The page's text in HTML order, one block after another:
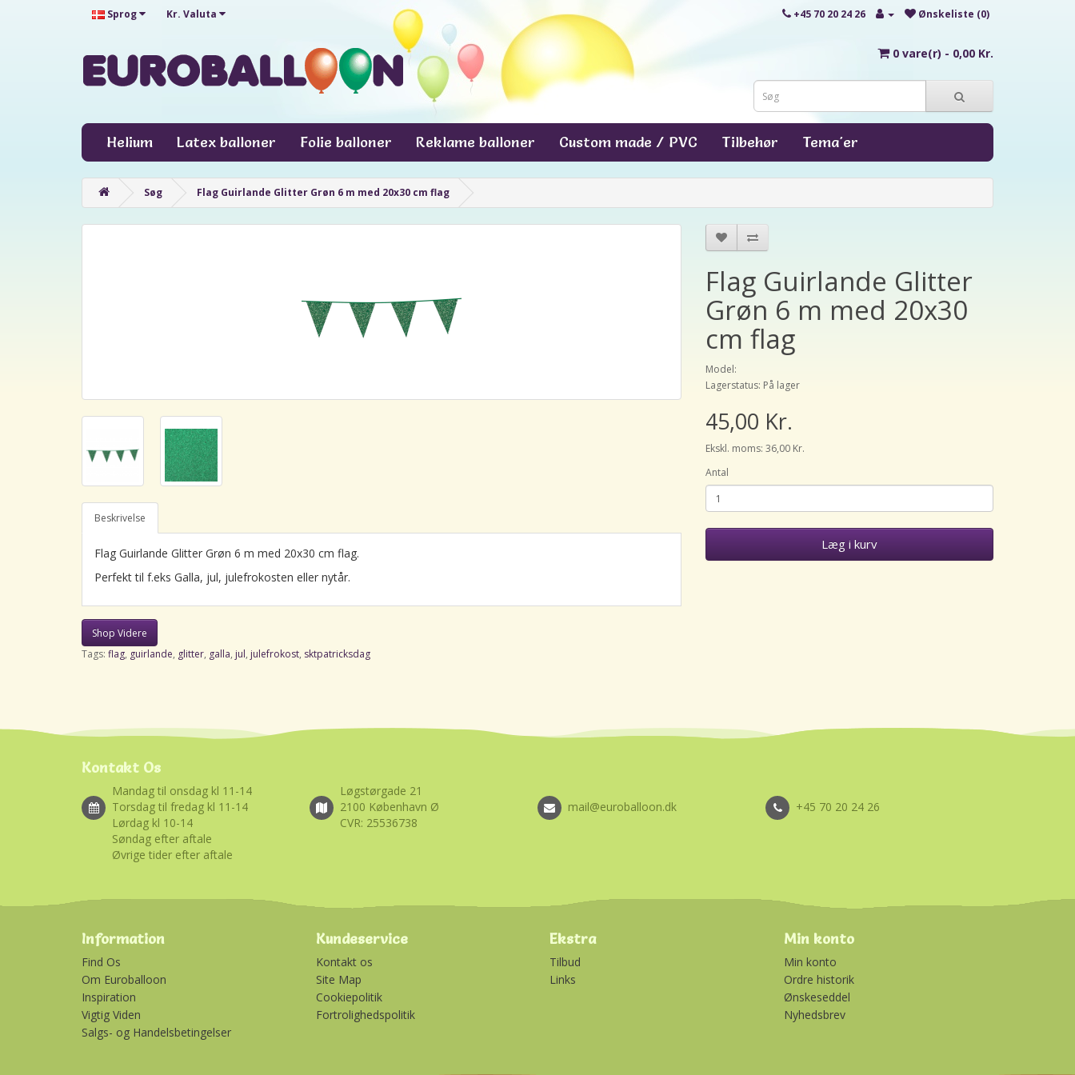
Sprog Kr. Valuta +45 70 20 24 26 Ønskeliste (0)
0 vare(r) - 0,00 Kr.
Helium Latex balloner Folie balloner Reklame balloner Custom made / PVC Tilbehør Tema'er
Søg Flag Guirlande Glitter Grøn 6 m med 20x30 cm flag
Beskrivelse
Flag Guirlande Glitter Grøn 6 m med 20x30 cm flag.
Perfekt til f.eks Galla, jul, julefrokosten eller nytår.
Shop Videre
Flag Guirlande Glitter
Grøn 6 m med 20x30
cm flag
Model:
Lagerstatus: På lager
45,00 Kr.
Ekskl. moms: 36,00 Kr.
Antal
Læg i kurv
Tags: flag, guirlande, glitter, galla, jul, julefrokost, sktpatricksdag
Kontakt Os
Mandag til onsdag kl 11-14
Torsdag til fredag kl 11-14
Lørdag kl 10-14
Søndag efter aftale
Øvrige tider efter aftale
Løgstørgade 21
2100 København Ø
CVR: 25536738
mail@euroballoon.dk +45 70 20 24 26
Information
Find Os
Om Euroballoon
Inspiration
Vigtig Viden
Salgs- og Handelsbetingelser
Kundeservice
Kontakt os
Site Map
Cookiepolitik
Fortrolighedspolitik
Ekstra
Tilbud
Links
Min konto
Min konto
Ordre historik
Ønskeseddel
Nyhedsbrev